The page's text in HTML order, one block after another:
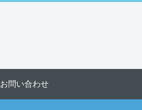
お問い合わせ